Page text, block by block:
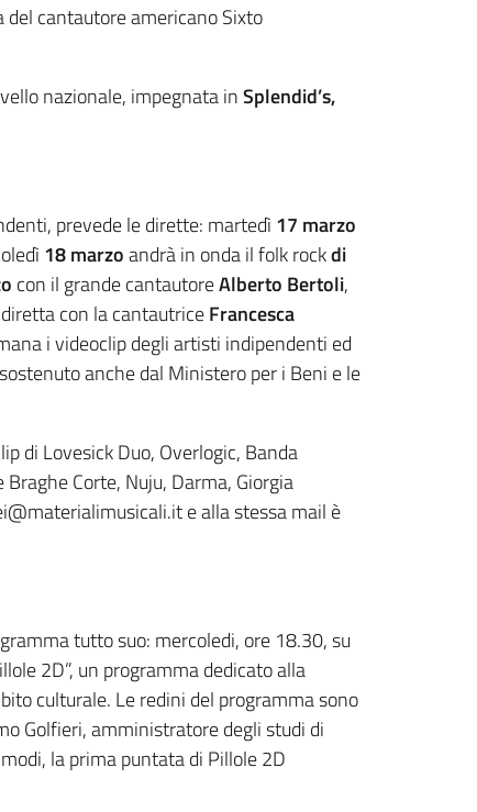
del cantautore americano Sixto
nazionale, impegnata inSplendid’s,
prevede le dirette: martedì 17 marzo
18 marzoandrà in onda il folk rockdi
con il grande cantautoreAlberto Bertoli,
diretta con la cantautriceFrancesca
i videoclip degli artisti indipendenti ed
anche dal Ministero per i Beni e le
di Lovesick Duo, Overlogic, Banda
Corte, Nuju, Darma, Giorgia
e alla stessa mail è
tutto suo: mercoledi, ore 18.30, su
2D”, un programma dedicato alla
culturale. Le redini del programma sono
Golfieri, amministratore degli studi di
la prima puntata di Pillole 2D